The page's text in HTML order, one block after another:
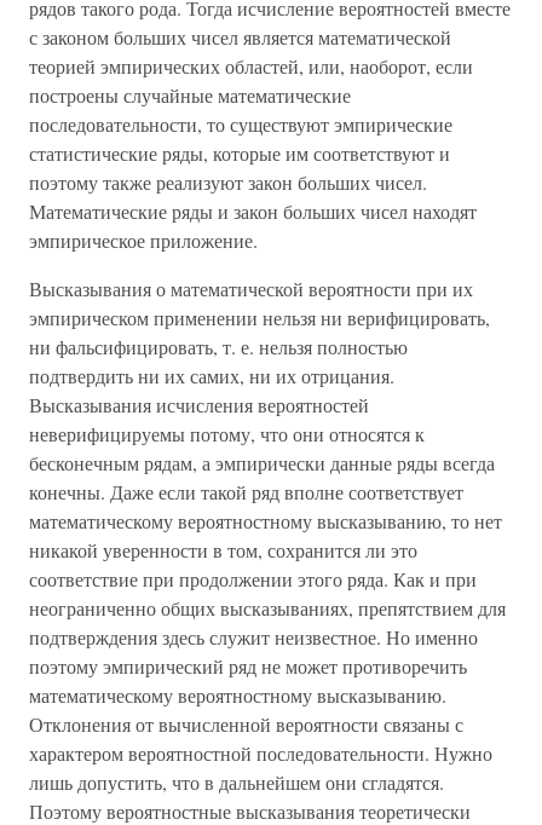
рядов такого рода. Тогда исчисление вероятностей вместе
с законом больших чисел является математической
теорией эмпирических областей, или, наоборот, если
построены случайные математические
последовательности, то существуют эмпирические
статистические ряды, которые им соответствуют и
поэтому также реализуют закон больших чисел.
Математические ряды и закон больших чисел находят
эмпирическое приложение.
Высказывания о математической вероятности при их
эмпирическом применении нельзя ни верифицировать,
ни фальсифицировать, т. е. нельзя полностью
подтвердить ни их самих, ни их отрицания.
Высказывания исчисления вероятностей
неверифицируемы потому, что они относятся к
бесконечным рядам, а эмпирически данные ряды всегда
конечны. Даже если такой ряд вполне соответствует
математическому вероятностному высказыванию, то нет
никакой уверенности в том, сохранится ли это
соответствие при продолжении этого ряда. Как и при
неограниченно общих высказываниях, препятствием для
подтверждения здесь служит неизвестное. Но именно
поэтому эмпирический ряд не может противоречить
математическому вероятностному высказыванию.
Отклонения от вычисленной вероятности связаны с
характером вероятностной последовательности. Нужно
лишь допустить, что в дальнейшем они сгладятся.
Поэтому вероятностные высказывания теоретически